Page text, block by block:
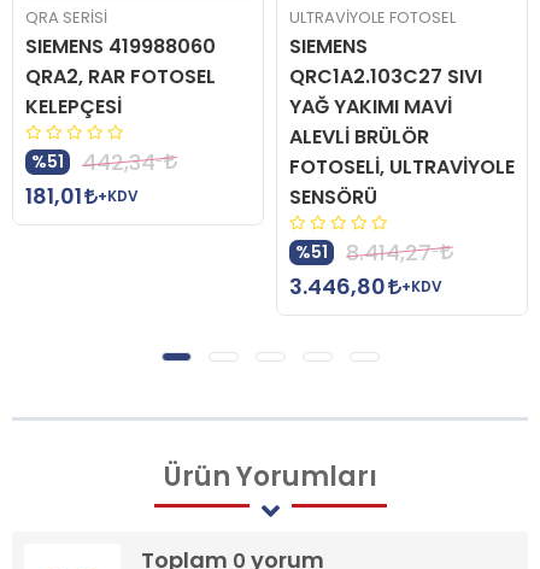
QRA SERİSİ
SIEMENS 419988060
QRA2, RAR FOTOSEL
KELEPÇESİ
%51
442,34
181,01
+KDV
ULTRAVİYOLE FOTOSEL
SIEMENS
QRC1A2.103C27 SIVI
YAĞ YAKIMI MAVİ
ALEVLİ BRÜLÖR
FOTOSELİ, ULTRAVİYOLE
SENSÖRÜ
%51
8.414,27
3.446,80
+KDV
ÜrünYorumları
Toplam 0 yorum